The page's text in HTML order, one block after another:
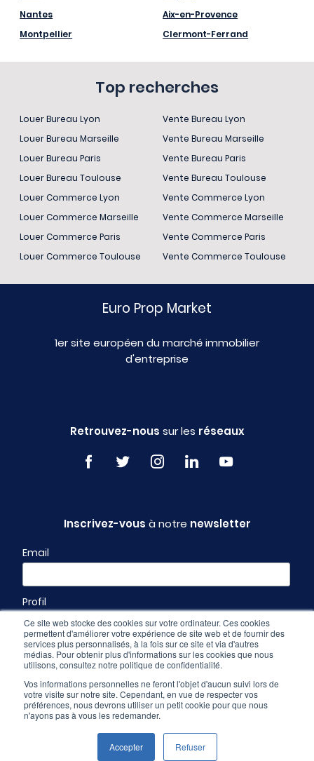
Ce site web stocke des cookies sur votre ordinateur. Ces cookies
permettent d'améliorer votre expérience de site web et de fournir des
services plus personnalisés, à la fois sur ce site et via d'autres
médias. Pour obtenir plus d'informations sur les cookies que nous
utilisons, consultez notre politique de confidentialité.
Vos informations personnelles ne feront l'objet d'aucun suivi lors de
votre visite sur notre site. Cependant, en vue de respecter vos
préférences, nous devrons utiliser un petit cookie pour que nous
n'ayons pas à vous les redemander.
Accepter Refuser
Nantes
Montpellier
Aix-en-Provence
Clermont-Ferrand
Top recherches
Louer Bureau Lyon
Louer Bureau Marseille
Louer Bureau Paris
Louer Bureau Toulouse
Louer Commerce Lyon
Louer Commerce Marseille
Louer Commerce Paris
Louer Commerce Toulouse
Vente Bureau Lyon
Vente Bureau Marseille
Vente Bureau Paris
Vente Bureau Toulouse
Vente Commerce Lyon
Vente Commerce Marseille
Vente Commerce Paris
Vente Commerce Toulouse
Euro Prop Market
1er site européen du marché immobilier
d'entreprise
Retrouvez-nous sur les réseaux
Inscrivez-vous à notre newsletter
Email
Profil
Espace pro - CGU & mentions légales